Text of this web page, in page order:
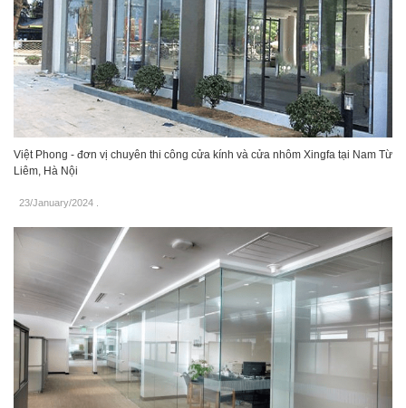
Việt Phong - đơn vị chuyên thi công cửa kính và cửa nhôm Xingfa tại Nam Từ
Liêm, Hà Nội
23/January/2024